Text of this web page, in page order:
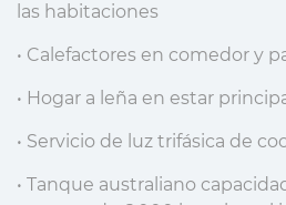
las habitaciones
• Calefactores en comedor y
• Hogar a leña en estar
• Servicio de luz trifásica de
• Tanque australiano